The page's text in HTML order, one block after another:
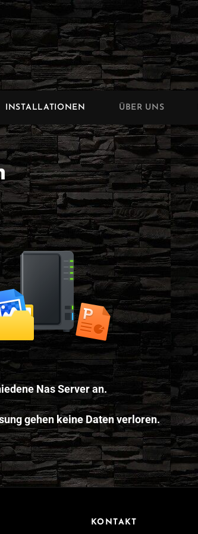
INSTALLATIONEN ÜBER UNS
Nas Server an.
gehen keine Daten verloren.
KONTAKT